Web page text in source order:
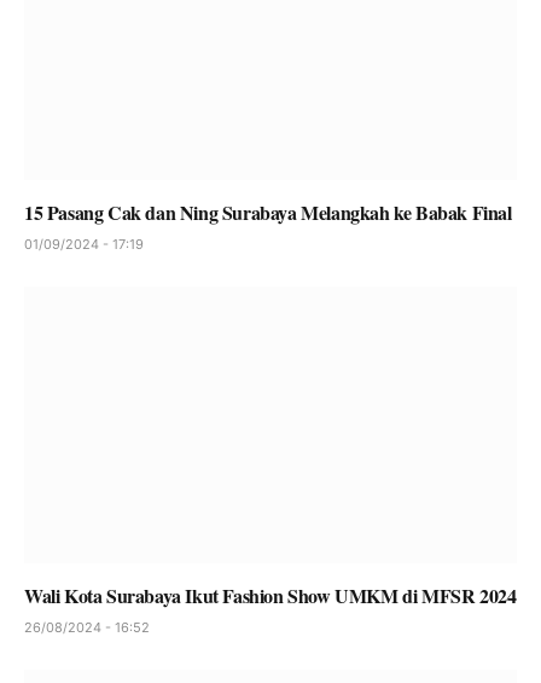
15 Pasang Cak dan Ning Surabaya Melangkah ke Babak Final
01/09/2024 - 17:19
Wali Kota Surabaya Ikut Fashion Show UMKM di MFSR 2024
26/08/2024 - 16:52